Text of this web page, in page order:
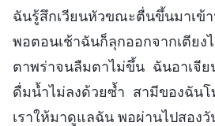
ฉันรู้สึกเวียนหัวขณะตื่นขึ้นมาเข้
พอตอนเช้าฉันก็ลุกออกจากเตียง
ตาพร่าจนลืมตาไม่ขึ้น ฉันอาเจีย
ดื่มน้ำไม่ลงด้วยซ้ำ สามีของฉันโ
เราให้มาดูแลฉัน พอผ่านไปสอง